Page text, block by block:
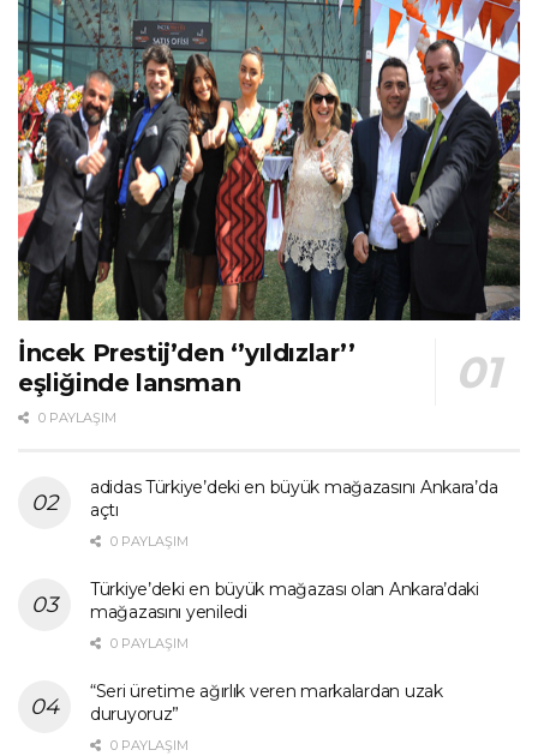
İncek Prestij’den ‘’yıldızlar’’
eşliğinde lansman
0 PAYLAŞIM
adidas Türkiye’deki en büyük mağazasını Ankara’da
açtı
0 PAYLAŞIM
Türkiye’deki en büyük mağazası olan Ankara’daki
mağazasını yeniledi
0 PAYLAŞIM
“Seri üretime ağırlık veren markalardan uzak
duruyoruz”
0 PAYLAŞIM